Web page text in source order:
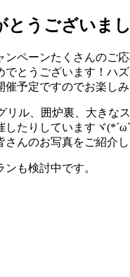
とうございまし
ンペーンたくさんのご
でとうございます！ハ
予定ですのでお楽しみ
リル、囲炉裏、大きな
したりしていますヾ
んのお写真をご紹介し
も検討中です。